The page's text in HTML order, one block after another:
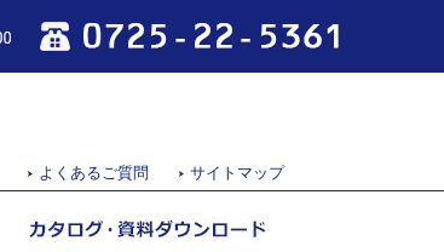
サイトマップ
よくあるご質問
営業時間：09:00～18:00